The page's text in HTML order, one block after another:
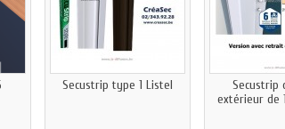
Secustrip type 1 Listel
Secustrip
extérieur de